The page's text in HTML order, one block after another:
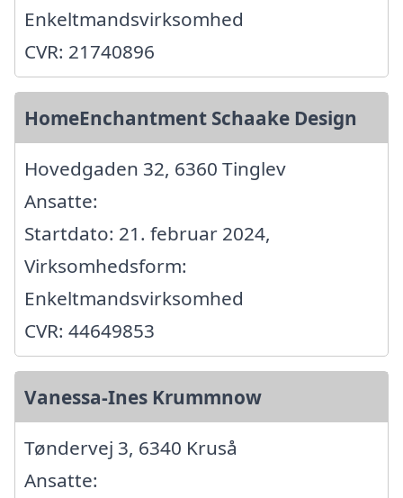
Enkeltmandsvirksomhed
CVR: 21740896
HomeEnchantment Schaake Design
Hovedgaden 32, 6360 Tinglev
Ansatte:
Startdato: 21. februar 2024,
Virksomhedsform:
Enkeltmandsvirksomhed
CVR: 44649853
Vanessa-Ines Krummnow
Tøndervej 3, 6340 Kruså
Ansatte: